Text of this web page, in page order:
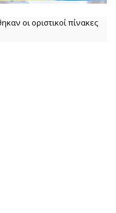
οι οριστικοί πίνακες